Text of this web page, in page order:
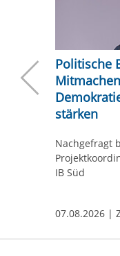
Politische
stärken
Nachgefragt
IB Süd
07.08.2026